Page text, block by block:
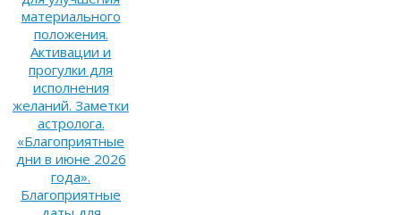
материального
положения.
Активации и
прогулки для
исполнения
желаний. Заметки
астролога.
«Благоприятные
дни в июне 2026
года».
Благоприятные